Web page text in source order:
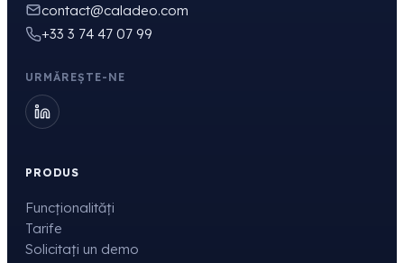
contact@caladeo.com
+33 3 74 47 07 99
URMĂREȘTE-NE
PRODUS
Funcționalități
Tarife
Solicitați un demo